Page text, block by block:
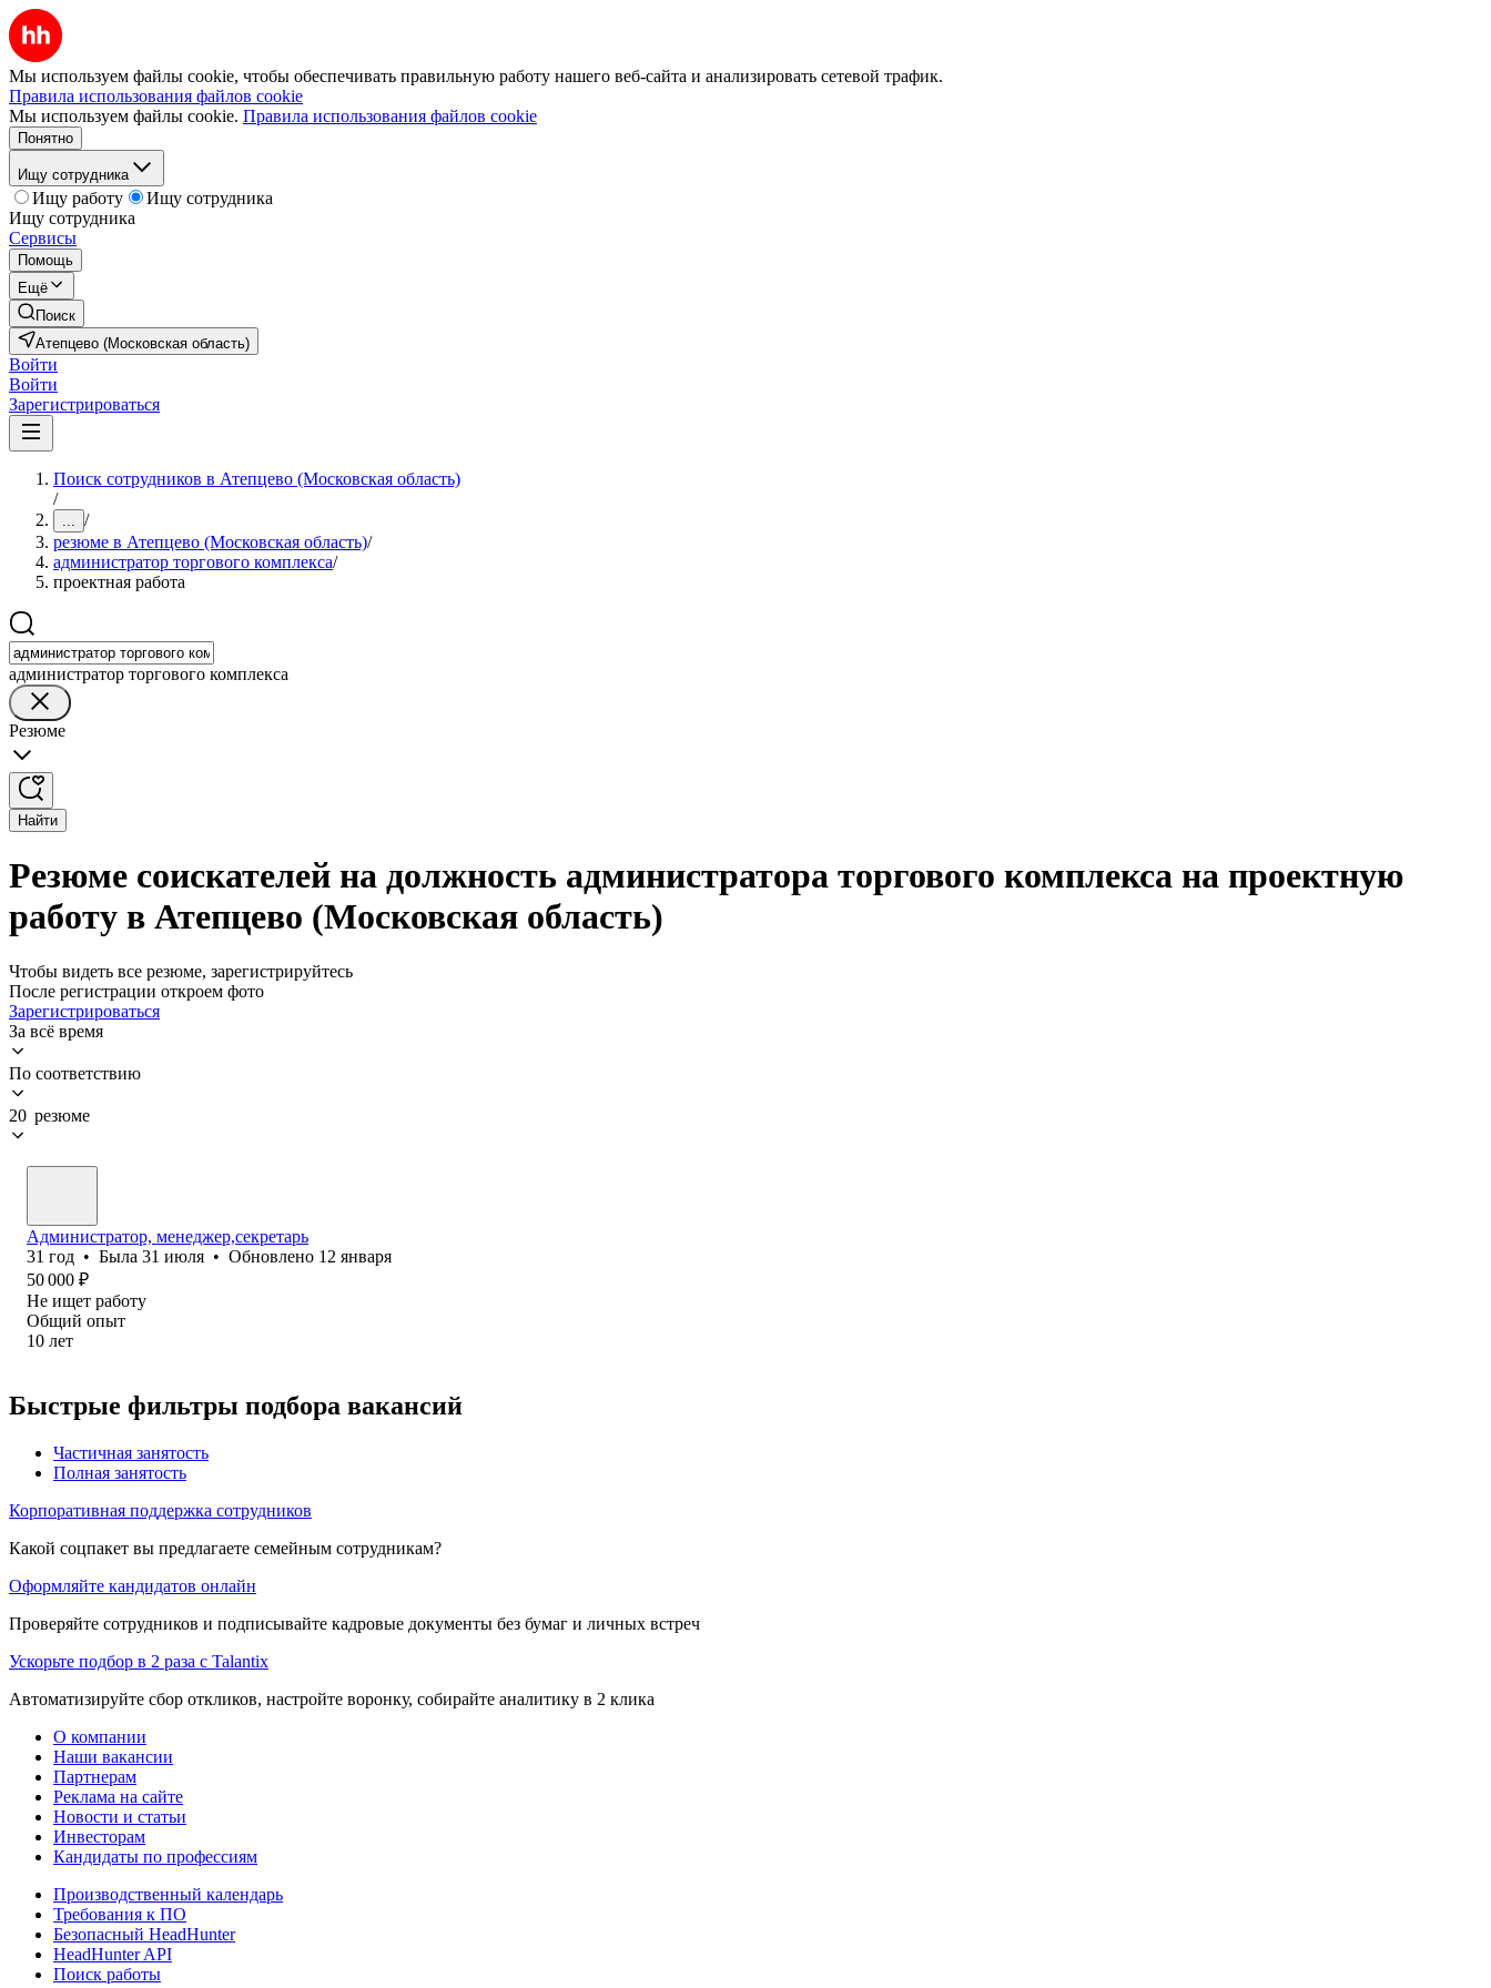
Мы используем файлы cookie, чтобы обеспечивать правильную работу нашего веб-сайта и анализировать сетевой трафик.
Правила использования файлов cookie
Мы используем файлы cookie. Правила использования файлов cookie
Понятно
Ищу сотрудника
Ищу работу
Ищу сотрудника
Ищу сотрудника
Сервисы
Помощь
Ещё
Поиск
Атепцево (Московская область)
Войти
Войти
Зарегистрироваться
Поиск сотрудников в Атепцево (Московская область)
/
... /
резюме в Атепцево (Московская область)/
администратор торгового комплекса/
проектная работа
администратор торгового комплекса
Резюме
Найти
Резюме соискателей на должность администратора торгового комплекса на проектную
работу в Атепцево (Московская область)
Чтобы видеть все резюме, зарегистрируйтесь
После регистрации откроем фото
Зарегистрироваться
За всё время
По соответствию
20 резюме
Администратор, менеджер,секретарь
31 год • Была 31 июля • Обновлено 12 января
50 000 ₽
Не ищет работу
Общий опыт
10 лет
Быстрые фильтры подбора вакансий
Частичная занятость
Полная занятость
Корпоративная поддержка сотрудников
Какой соцпакет вы предлагаете семейным сотрудникам?
Оформляйте кандидатов онлайн
Проверяйте сотрудников и подписывайте кадровые документы без бумаг и личных встреч
Ускорьте подбор в 2 раза с Talantix
Автоматизируйте сбор откликов, настройте воронку, собирайте аналитику в 2 клика
О компании
Наши вакансии
Партнерам
Реклама на сайте
Новости и статьи
Инвесторам
Кандидаты по профессиям
Производственный календарь
Требования к ПО
Безопасный HeadHunter
HeadHunter API
Поиск работы